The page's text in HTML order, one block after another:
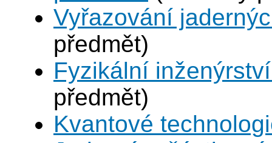
Vyřazování
předmět)
Fyzikální
předmět)
Kvantové